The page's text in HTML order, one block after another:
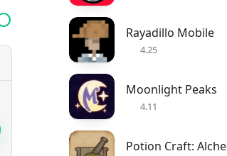
Rayadillo Mobile
4.25
Moonlight Peaks
4.11